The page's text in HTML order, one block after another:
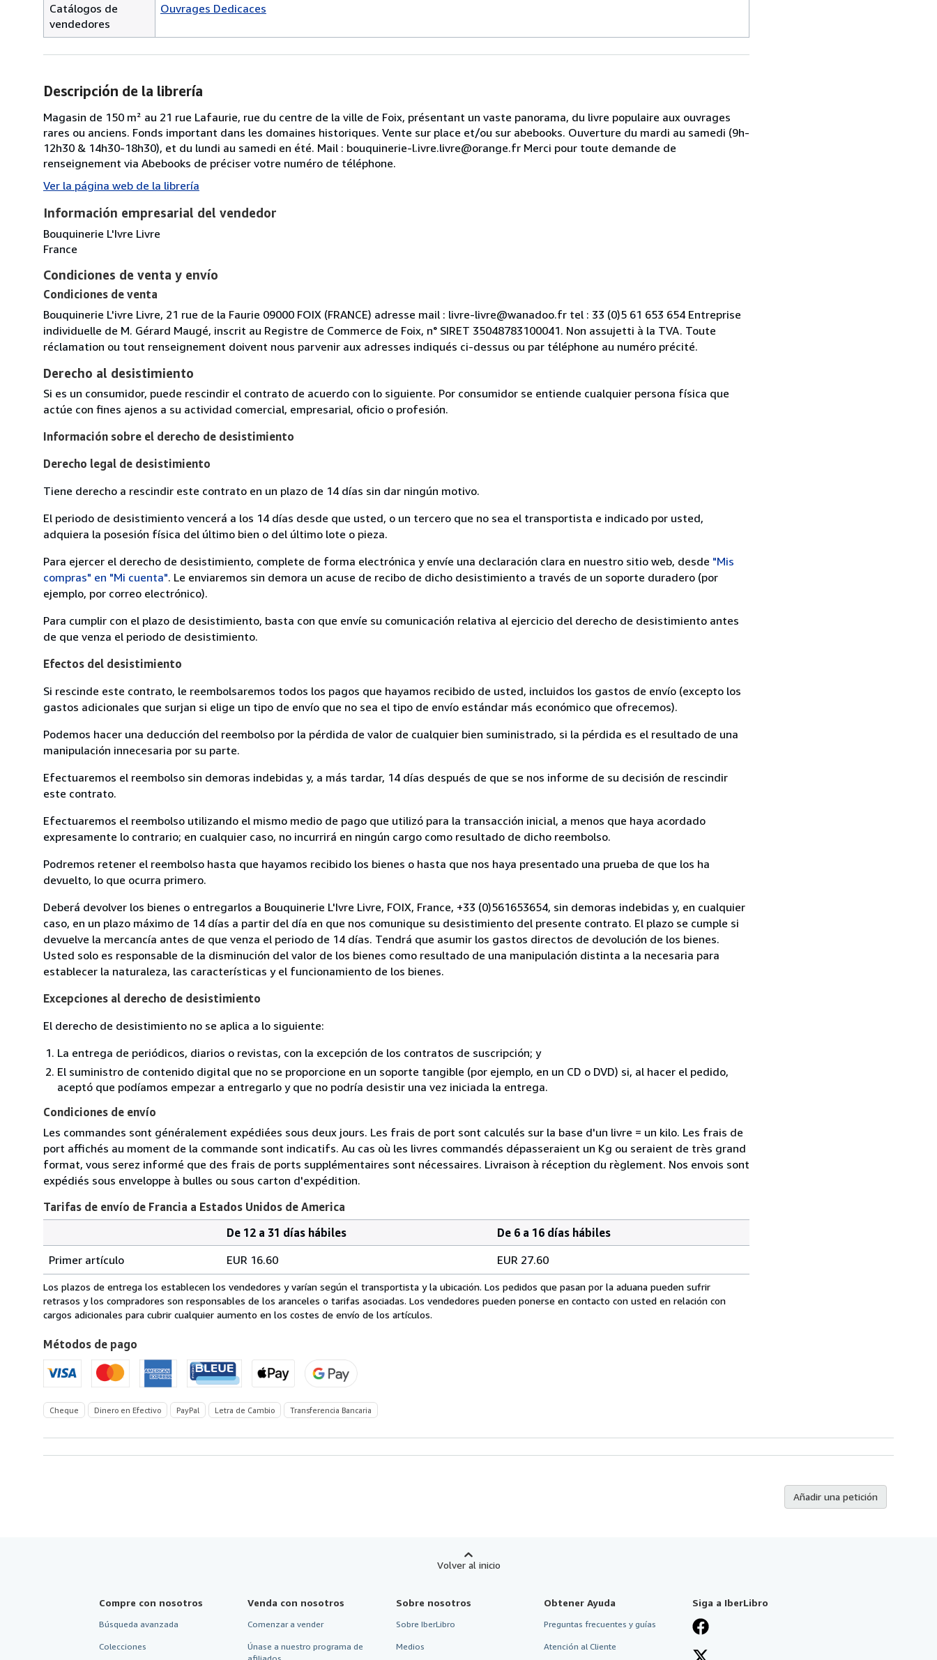
Catálogos de
vendedores
Ouvrages Dedicaces
Descripción de la librería
Magasin de 150 m² au 21 rue Lafaurie, rue du centre de la ville de Foix, présentant un vaste panorama, du livre populaire aux ouvrages
rares ou anciens. Fonds important dans les domaines historiques. Vente sur place et/ou sur abebooks. Ouverture du mardi au samedi (9h-
12h30 & 14h30-18h30), et du lundi au samedi en été. Mail : bouquinerie-l.ivre.livre@orange.fr Merci pour toute demande de
renseignement via Abebooks de préciser votre numéro de téléphone.
Ver la página web de la librería
Información empresarial del vendedor
Bouquinerie L'Ivre Livre
France
Condiciones de venta y envío
Condiciones de venta
Bouquinerie L'ivre Livre, 21 rue de la Faurie 09000 FOIX (FRANCE) adresse mail : livre-livre@wanadoo.fr tel : 33 (0)5 61 653 654 Entreprise
individuelle de M. Gérard Maugé, inscrit au Registre de Commerce de Foix, n° SIRET 35048783100041. Non assujetti à la TVA. Toute
réclamation ou tout renseignement doivent nous parvenir aux adresses indiqués ci-dessus ou par téléphone au numéro précité.
Derecho al desistimiento
Si es un consumidor, puede rescindir el contrato de acuerdo con lo siguiente. Por consumidor se entiende cualquier persona física que
actúe con fines ajenos a su actividad comercial, empresarial, oficio o profesión.
Información sobre el derecho de desistimiento
Derecho legal de desistimiento
Tiene derecho a rescindir este contrato en un plazo de 14 días sin dar ningún motivo.
El periodo de desistimiento vencerá a los 14 días desde que usted, o un tercero que no sea el transportista e indicado por usted,
adquiera la posesión física del último bien o del último lote o pieza.
Para ejercer el derecho de desistimiento, complete de forma electrónica y envíe una declaración clara en nuestro sitio web, desde "Mis
compras" en "Mi cuenta". Le enviaremos sin demora un acuse de recibo de dicho desistimiento a través de un soporte duradero (por
ejemplo, por correo electrónico).
Para cumplir con el plazo de desistimiento, basta con que envíe su comunicación relativa al ejercicio del derecho de desistimiento antes
de que venza el periodo de desistimiento.
Efectos del desistimiento
Si rescinde este contrato, le reembolsaremos todos los pagos que hayamos recibido de usted, incluidos los gastos de envío (excepto los
gastos adicionales que surjan si elige un tipo de envío que no sea el tipo de envío estándar más económico que ofrecemos).
Podemos hacer una deducción del reembolso por la pérdida de valor de cualquier bien suministrado, si la pérdida es el resultado de una
manipulación innecesaria por su parte.
Efectuaremos el reembolso sin demoras indebidas y, a más tardar, 14 días después de que se nos informe de su decisión de rescindir
este contrato.
Efectuaremos el reembolso utilizando el mismo medio de pago que utilizó para la transacción inicial, a menos que haya acordado
expresamente lo contrario; en cualquier caso, no incurrirá en ningún cargo como resultado de dicho reembolso.
Podremos retener el reembolso hasta que hayamos recibido los bienes o hasta que nos haya presentado una prueba de que los ha
devuelto, lo que ocurra primero.
Deberá devolver los bienes o entregarlos a Bouquinerie L'Ivre Livre, FOIX, France, +33 (0)561653654, sin demoras indebidas y, en cualquier
caso, en un plazo máximo de 14 días a partir del día en que nos comunique su desistimiento del presente contrato. El plazo se cumple si
devuelve la mercancía antes de que venza el periodo de 14 días. Tendrá que asumir los gastos directos de devolución de los bienes.
Usted solo es responsable de la disminución del valor de los bienes como resultado de una manipulación distinta a la necesaria para
establecer la naturaleza, las características y el funcionamiento de los bienes.
Excepciones al derecho de desistimiento
El derecho de desistimiento no se aplica a lo siguiente:
La entrega de periódicos, diarios o revistas, con la excepción de los contratos de suscripción; y
El suministro de contenido digital que no se proporcione en un soporte tangible (por ejemplo, en un CD o DVD) si, al hacer el pedido,
aceptó que podíamos empezar a entregarlo y que no podría desistir una vez iniciada la entrega.
Condiciones de envío
Les commandes sont généralement expédiées sous deux jours. Les frais de port sont calculés sur la base d'un livre = un kilo. Les frais de
port affichés au moment de la commande sont indicatifs. Au cas où les livres commandés dépasseraient un Kg ou seraient de très grand
format, vous serez informé que des frais de ports supplémentaires sont nécessaires. Livraison à réception du règlement. Nos envois sont
expédiés sous enveloppe à bulles ou sous carton d'expédition.
Tarifas de envío de Francia a Estados Unidos de America
de
envío
de
Francia
Estados
Unidos
de
America
pedido
De 12 a 31 días hábiles
De 6 a 16 días hábiles
Primer artículo
EUR 16.60 EUR 27.60
Los plazos de entrega los establecen los vendedores y varían según el transportista y la ubicación. Los pedidos que pasan por la aduana pueden sufrir
retrasos y los compradores son responsables de los aranceles o tarifas asociadas. Los vendedores pueden ponerse en contacto con usted en relación con
cargos adicionales para cubrir cualquier aumento en los costes de envío de los artículos.
Métodos de pago
Cheque Dinero en Efectivo PayPal Letra de Cambio Transferencia Bancaria
Añadir una petición
Volver al inicio
Compre con nosotros
Búsqueda avanzada
Colecciones
Venda con nosotros
Comenzar a vender
Únase a nuestro programa de
Sobre nosotros
Sobre IberLibro
Medios
Obtener Ayuda
Preguntas frecuentes y guías
Atención al Cliente
Siga a IberLibro